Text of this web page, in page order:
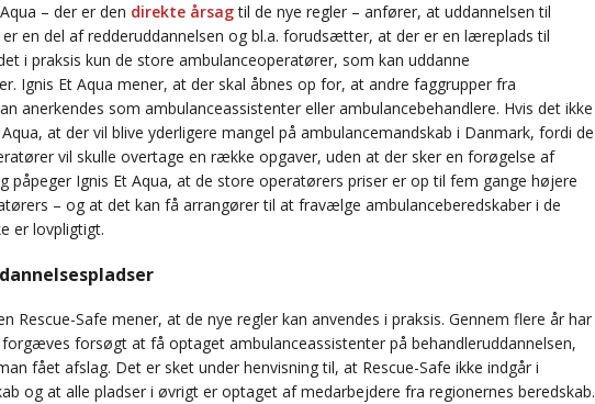
– der er den direkte årsagtil de nye regler – anfører, at uddannelsen til
en del af redderuddannelsen og bl.a. forudsætter, at der er en læreplads til
i praksis kun de store ambulanceoperatører, som kan uddanne
Ignis Et Aqua mener, at der skal åbnes op for, at andre faggrupper fra
anerkendes som ambulanceassistenter eller ambulancebehandlere. Hvis det ikke
at der vil blive yderligere mangel på ambulancemandskab i Danmark, fordi de
vil skulle overtage en række opgaver, uden at der sker en forøgelse af
påpeger Ignis Et Aqua, at de store operatørers priser er op til fem gange højere
– og at det kan få arrangører til at fravælge ambulanceberedskaber i de
er lovpligtigt.
Rescue-Safe mener, at de nye regler kan anvendes i praksis. Gennem flere år har
forgæves forsøgt at få optaget ambulanceassistenter på behandleruddannelsen,
fået afslag. Det er sket under henvisning til, at Rescue-Safe ikke indgår i
og at alle pladser i øvrigt er optaget af medarbejdere fra regionernes beredskab.